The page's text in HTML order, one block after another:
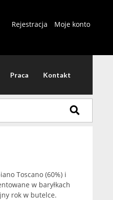
Rejestracja Moje konto
Praca Kontakt
Toscano (60%) i
w baryłkach
rok w butelce.